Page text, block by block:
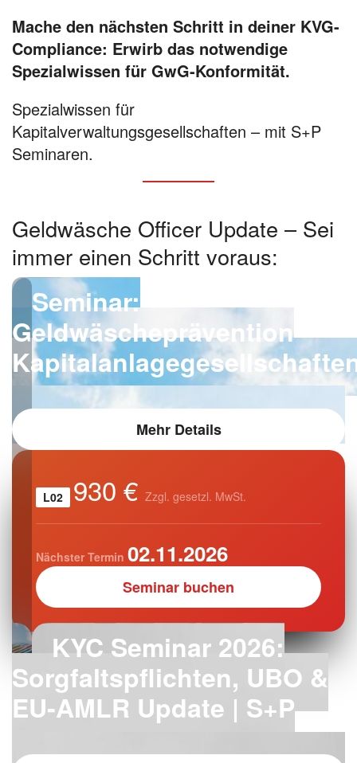
Mache den nächsten Schritt in deiner KVG-
Compliance: Erwirb das notwendige
Spezialwissen für GwG-Konformität.
Spezialwissen für
Kapitalverwaltungsgesellschaften – mit S+P
Seminaren.
Geldwäsche Officer Update – Sei
immer einen Schritt voraus:
Seminar:
Geldwäscheprävention
Mehr Details
L02 930 € Zzgl. gesetzl. MwSt.
Nächster Termin 02.11.2026
Seminar buchen
KYC Seminar 2026:
Sorgfaltspflichten, UBO &
EU-AMLR Update | S+P